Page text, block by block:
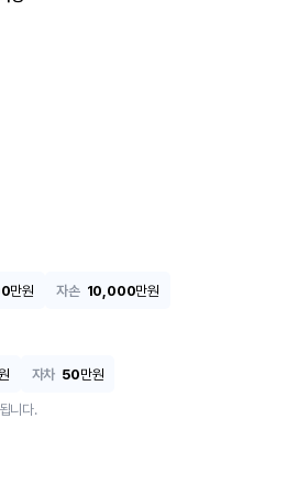
만원 자손 10,000만원
자차 50만원
니다.